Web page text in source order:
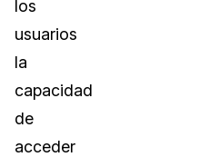
los
usuarios
la
capacidad
de
acceder